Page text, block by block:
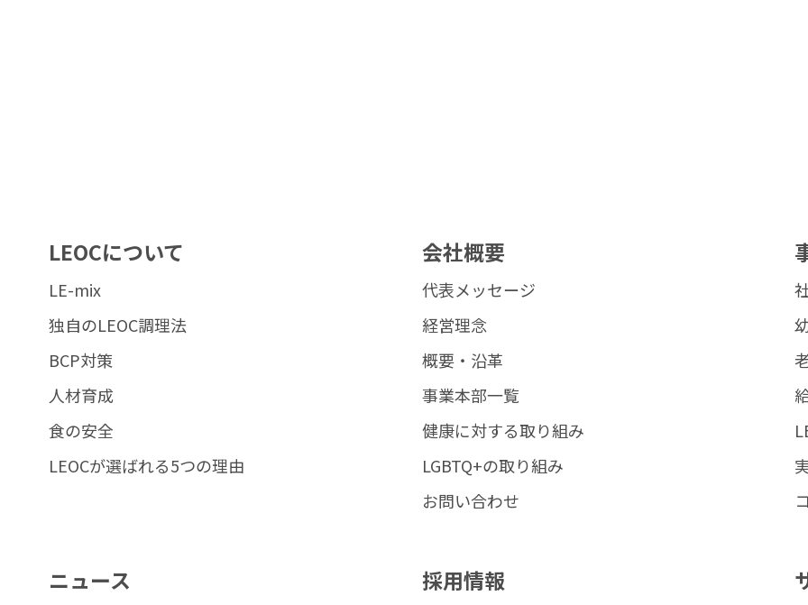
LEOCについて
LE-mix
独自のLEOC調理法
BCP対策
人材育成
食の安全
LEOCが選ばれる5つの理由
会社概要
代表メッセージ
経営理念
概要・沿革
事業本部一覧
健康に対する取り組み
LGBTQ+の取り組み
お問い合わせ
ニュース 採用情報